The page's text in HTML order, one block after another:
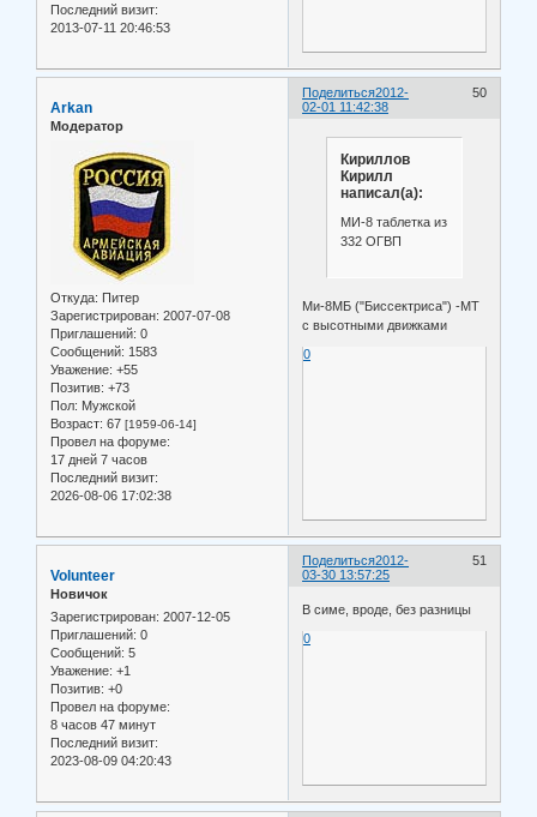
Последний визит:
2013-07-11 20:46:53
Поделиться 50
2012-
02-01 11:42:38
Arkan
Модератор
Откуда: Питер
Зарегистрирован: 2007-07-08
Приглашений: 0
Сообщений: 1583
Уважение: +55
Позитив: +73
Пол: Мужской
Возраст: 67 [1959-06-14]
Провел на форуме:
17 дней 7 часов
Последний визит:
2026-08-06 17:02:38
Кириллов
Кирилл
написал(а):
МИ-8 таблетка из
332 ОГВП
Ми-8МБ ("Биссектриса") -МТ
с высотными движками
0
Поделиться 51
2012-
03-30 13:57:25
Volunteer
Новичок
Зарегистрирован: 2007-12-05
Приглашений: 0
Сообщений: 5
Уважение: +1
Позитив: +0
Провел на форуме:
8 часов 47 минут
Последний визит:
2023-08-09 04:20:43
В симе, вроде, без разницы
0